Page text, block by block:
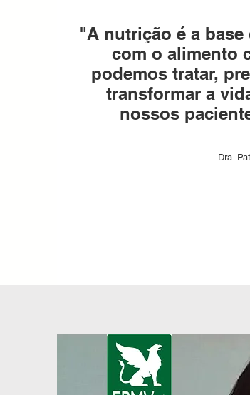
​"A nutrição é a base
com o alimento
podemos tratar,
transformar a
nossos
Dra.